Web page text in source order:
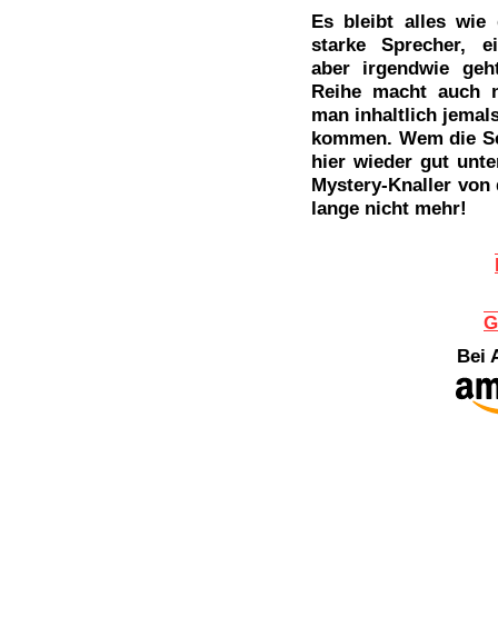
Es bleibt alles wie
starke Sprecher,
aber irgendwie
Reihe macht auch
man inhaltlich
kommen. Wem die
hier wieder gut
Mystery-Knaller
lange nicht mehr!
Bei